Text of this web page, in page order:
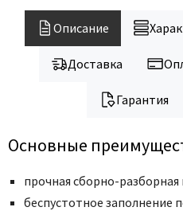
Luxor
Miksal
Milyana
Oro - Oro
Philips
Porta Di Parma
Описание
Доставка
Гарантия
Основные
прочная сборно-разборная
беcпустотное заполнение